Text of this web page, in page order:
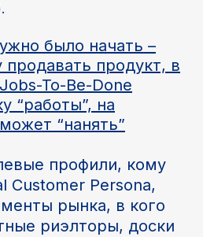
было начать –
продавать продукт, в
To-Be-Done
“работы”, на
“нанять”
профили, кому
Customer Persona,
рынка, в кого
риэлторы, доски